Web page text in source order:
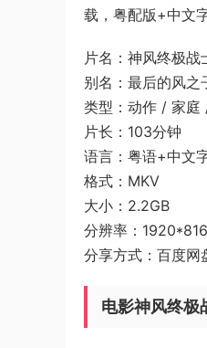
载，粤配版+中文
片名：神风终极战
别名：最后的风
类型：动作 / 家庭
片长：103分钟
语言：粤语+中文
格式：MKV
大小：2.2GB
分辨率：1920*816
分享方式：百度网
电影神风终